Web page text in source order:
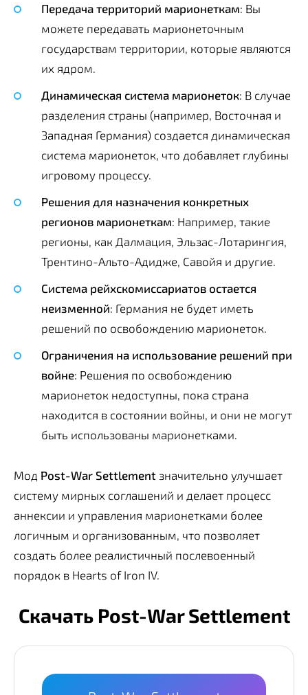
Передача территорий марионеткам: Вы
можете передавать марионеточным
государствам территории, которые являются
их ядром.
Динамическая система марионеток: В случае
разделения страны (например, Восточная и
Западная Германия) создается динамическая
система марионеток, что добавляет глубины
игровому процессу.
Решения для назначения конкретных
регионов марионеткам: Например, такие
регионы, как Далмация, Эльзас-Лотарингия,
Трентино-Альто-Адидже, Савойя и другие.
Система рейхскомиссариатов остается
неизменной: Германия не будет иметь
решений по освобождению марионеток.
Ограничения на использование решений при
войне: Решения по освобождению
марионеток недоступны, пока страна
находится в состоянии войны, и они не могут
быть использованы марионетками.
Мод Post-War Settlement значительно улучшает
систему мирных соглашений и делает процесс
аннексии и управления марионетками более
логичным и организованным, что позволяет
создать более реалистичный послевоенный
порядок в Hearts of Iron IV.
Скачать Post-War Settlement